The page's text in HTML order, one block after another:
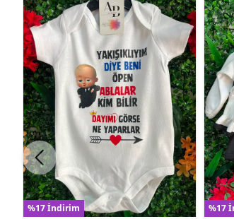
%17 İndirim %17